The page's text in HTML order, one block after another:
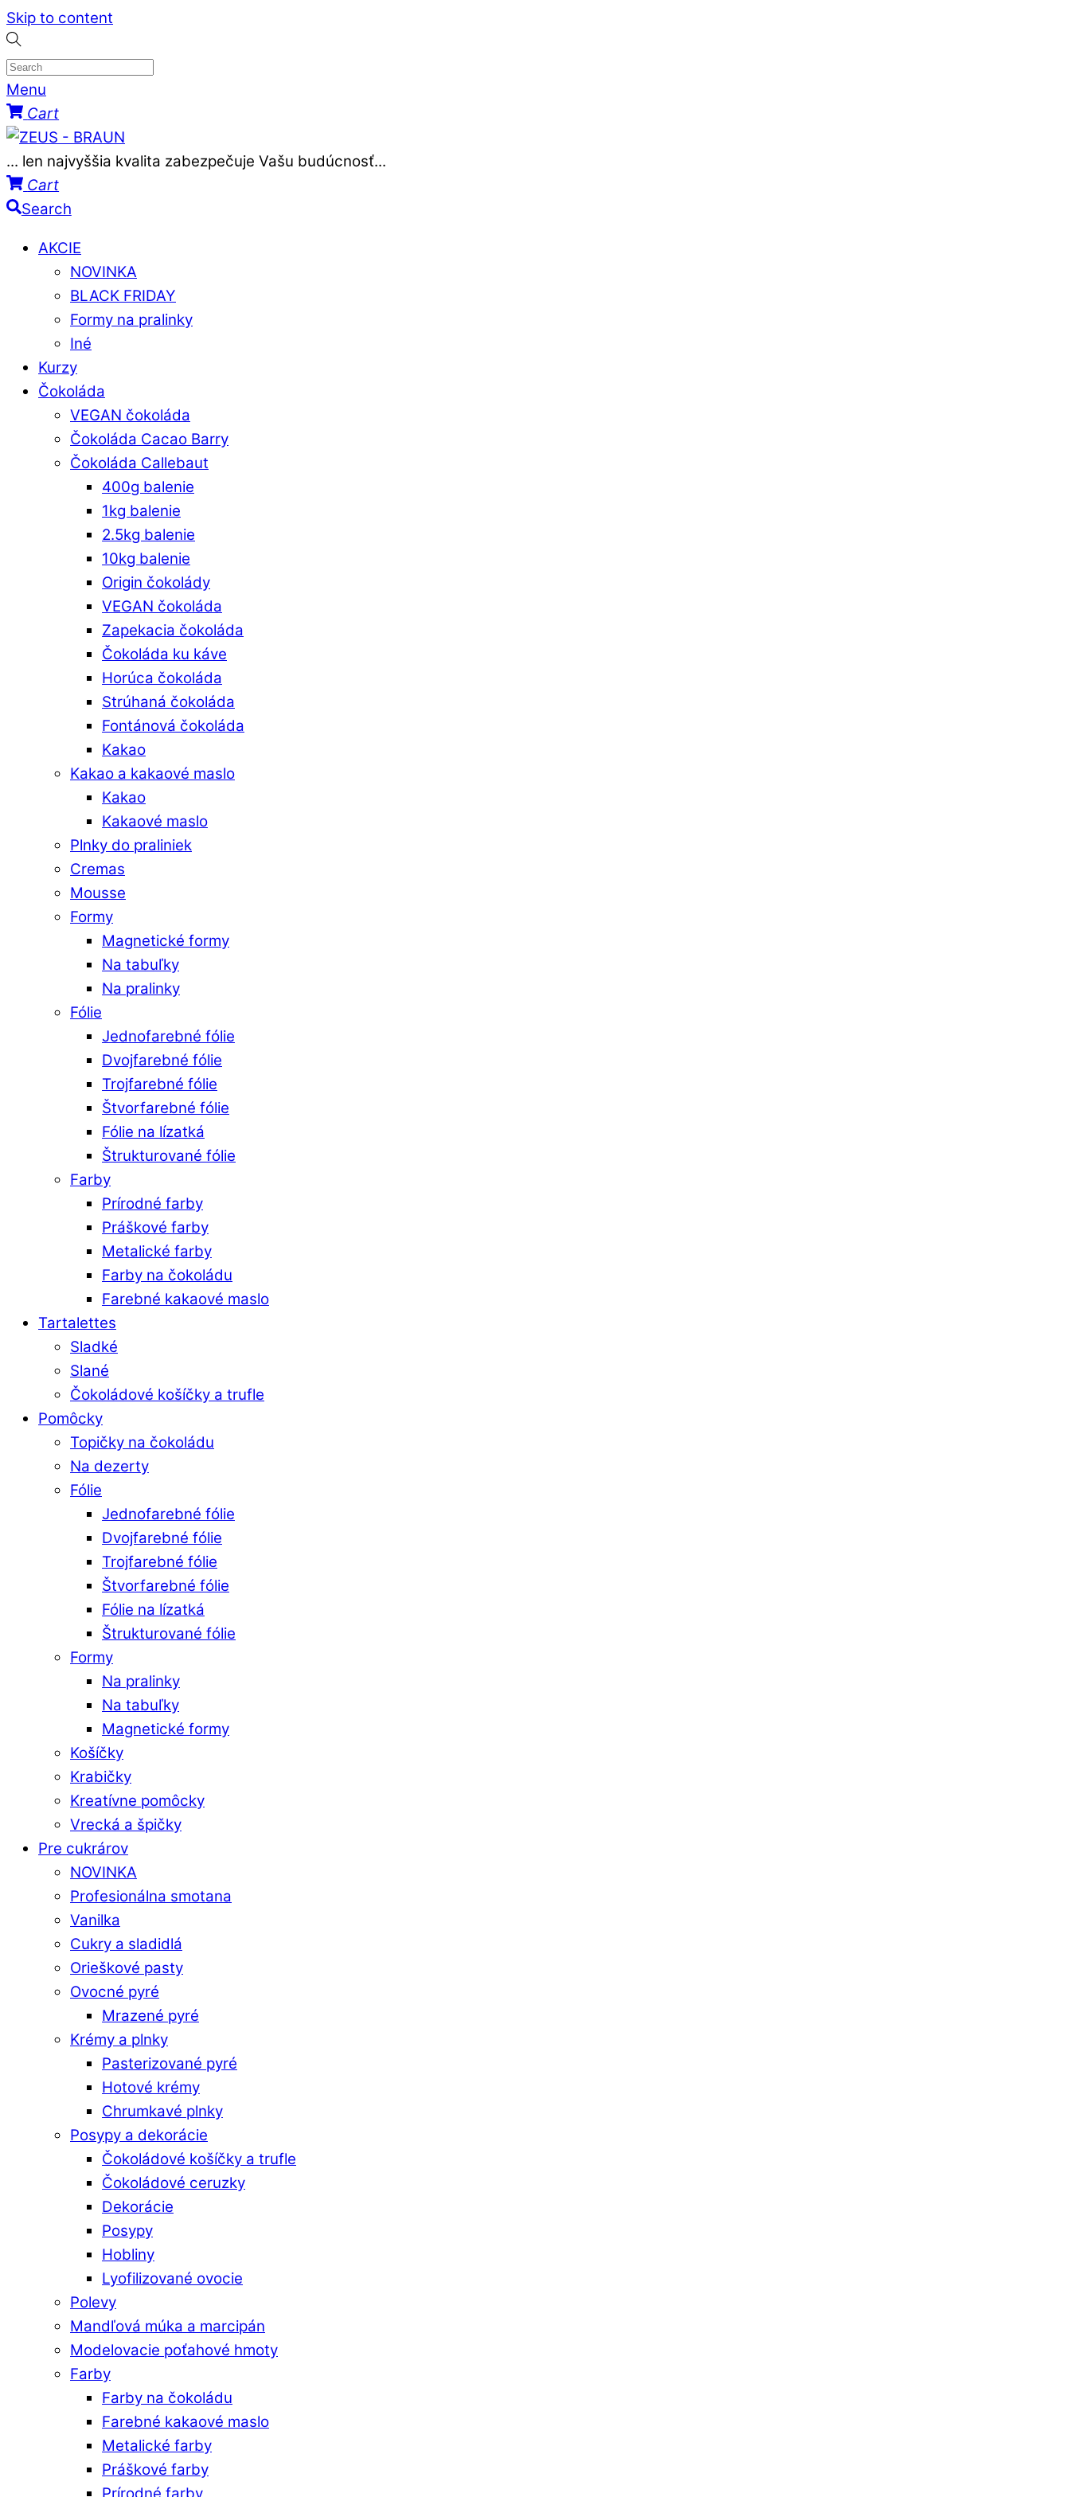
Skip to content
Menu
Cart
... len najvyššia kvalita zabezpečuje Vašu budúcnosť...
Cart
Search
AKCIE
NOVINKA
BLACK FRIDAY
Formy na pralinky
Iné
Kurzy
Čokoláda
VEGAN čokoláda
Čokoláda Cacao Barry
Čokoláda Callebaut
400g balenie
1kg balenie
2.5kg balenie
10kg balenie
Origin čokolády
VEGAN čokoláda
Zapekacia čokoláda
Čokoláda ku káve
Horúca čokoláda
Strúhaná čokoláda
Fontánová čokoláda
Kakao
Kakao a kakaové maslo
Kakao
Kakaové maslo
Plnky do praliniek
Cremas
Mousse
Formy
Magnetické formy
Na tabuľky
Na pralinky
Fólie
Jednofarebné fólie
Dvojfarebné fólie
Trojfarebné fólie
Štvorfarebné fólie
Fólie na lízatká
Štrukturované fólie
Farby
Prírodné farby
Práškové farby
Metalické farby
Farby na čokoládu
Farebné kakaové maslo
Tartalettes
Sladké
Slané
Čokoládové košíčky a trufle
Pomôcky
Topičky na čokoládu
Na dezerty
Fólie
Jednofarebné fólie
Dvojfarebné fólie
Trojfarebné fólie
Štvorfarebné fólie
Fólie na lízatká
Štrukturované fólie
Formy
Na pralinky
Na tabuľky
Magnetické formy
Košíčky
Krabičky
Kreatívne pomôcky
Vrecká a špičky
Pre cukrárov
NOVINKA
Profesionálna smotana
Vanilka
Cukry a sladidlá
Orieškové pasty
Ovocné pyré
Mrazené pyré
Krémy a plnky
Pasterizované pyré
Hotové krémy
Chrumkavé plnky
Posypy a dekorácie
Čokoládové košíčky a trufle
Čokoládové ceruzky
Dekorácie
Posypy
Hobliny
Lyofilizované ovocie
Polevy
Mandľová múka a marcipán
Modelovacie poťahové hmoty
Farby
Farby na čokoládu
Farebné kakaové maslo
Metalické farby
Práškové farby
Prírodné farby